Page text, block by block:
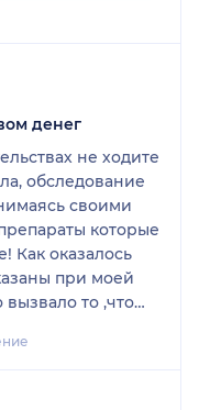
в Мечникова,
денег
не ходите
обследование
своими
которые
Как оказалось
при моей
то ,что
на бедах